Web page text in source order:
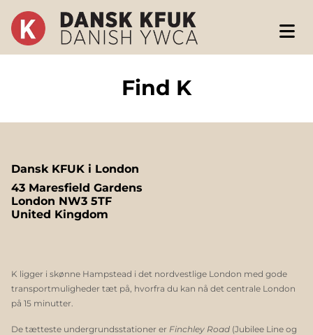
Find K
Dansk KFUK i London
43 Maresfield Gardens
London NW3 5TF
United Kingdom
K ligger i skønne Hampstead i det nordvestlige London med gode
transportmuligheder tæt på, hvorfra du kan nå det centrale London
på 15 minutter.
De tætteste undergrundsstationer er Finchley Road (Jubilee Line og